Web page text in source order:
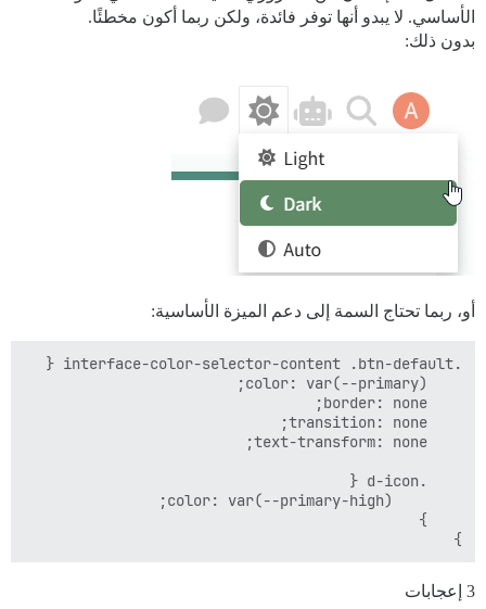
الأساسي. لا يبدو أنها توفر فائدة، ولكن ربما أكون مخطئًا.
بدون ذلك:
أو، ربما تحتاج السمة إلى دعم الميزة الأساسية:
}
3 إعجابات